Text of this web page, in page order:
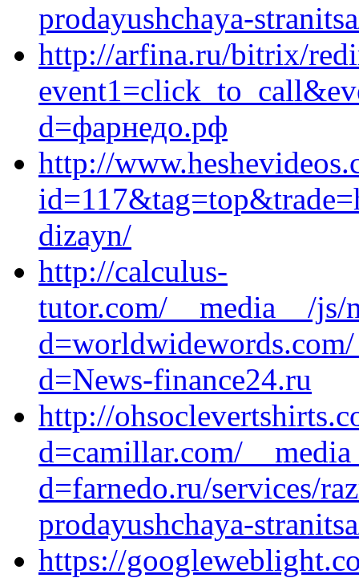
prodayushchaya-
http://arfina.ru/bitrix/
d=фарнедо.рф
http://
dizayn/
http://calculus-
tutor.com/__media__/js/
d=News-finance24.ru
http://
d=camillar.com/
d=farnedo.ru/services/
prodayushchaya-
https://